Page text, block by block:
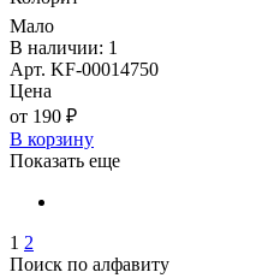
Мало
В наличии: 1
Арт. KF-00014750
Цена
от 190 ₽
В корзину
Показать еще
1 2
Поиск по алфавиту